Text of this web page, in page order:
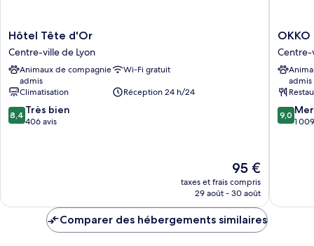
Hôtel
Tête
d'Or
Centre-
ville
de
Lyon
Hôtel Tête d'Or
Centre-ville de Lyon
Animaux de compagnie
admis
Wi-Fi gratuit
Climatisation
Réception 24 h/24
8.4
sur
8,4 Très bien
406 avis
Le
nouveau
prix
de
95 €
taxes et frais compris
29 août - 30 août
OKKO
Hotels
Lyon
Centre
Centre-
ville
de
Lyon
Centre-
admis
9.0
sur
9,0
1
Comparer des hébergements similaires